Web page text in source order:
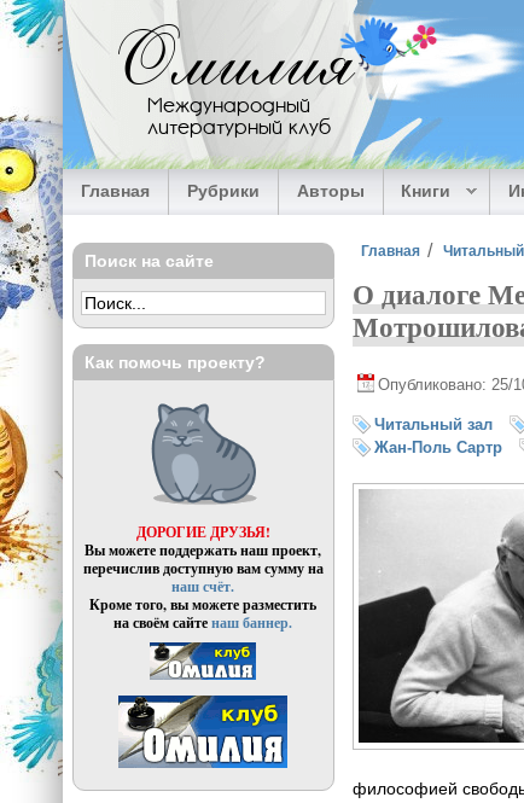
Перейти к основному содержанию
Омилия
Международный
литературный клуб
Главная Рубрики Авторы Книги
Вы здесь
Главная
О диалоге
Опубликовано: 25/
Читальный зал
Жан-Поль Сартр
философией
Поиск на сайте
Как помочь проекту?
ДОРОГИЕ ДРУЗЬЯ!
Вы можете поддержать наш проект,
перечислив доступную вам сумму на
наш счёт.
Кроме того, вы можете разместить
на своём сайтенаш баннер.